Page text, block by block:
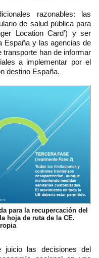
razonables: las
de salud pública para
Location Card’) y ser
España y las agencias de
han de informar
a implementar por el
destino España.
para la recupercación del
hoja de ruta de la CE.
las decisiones del